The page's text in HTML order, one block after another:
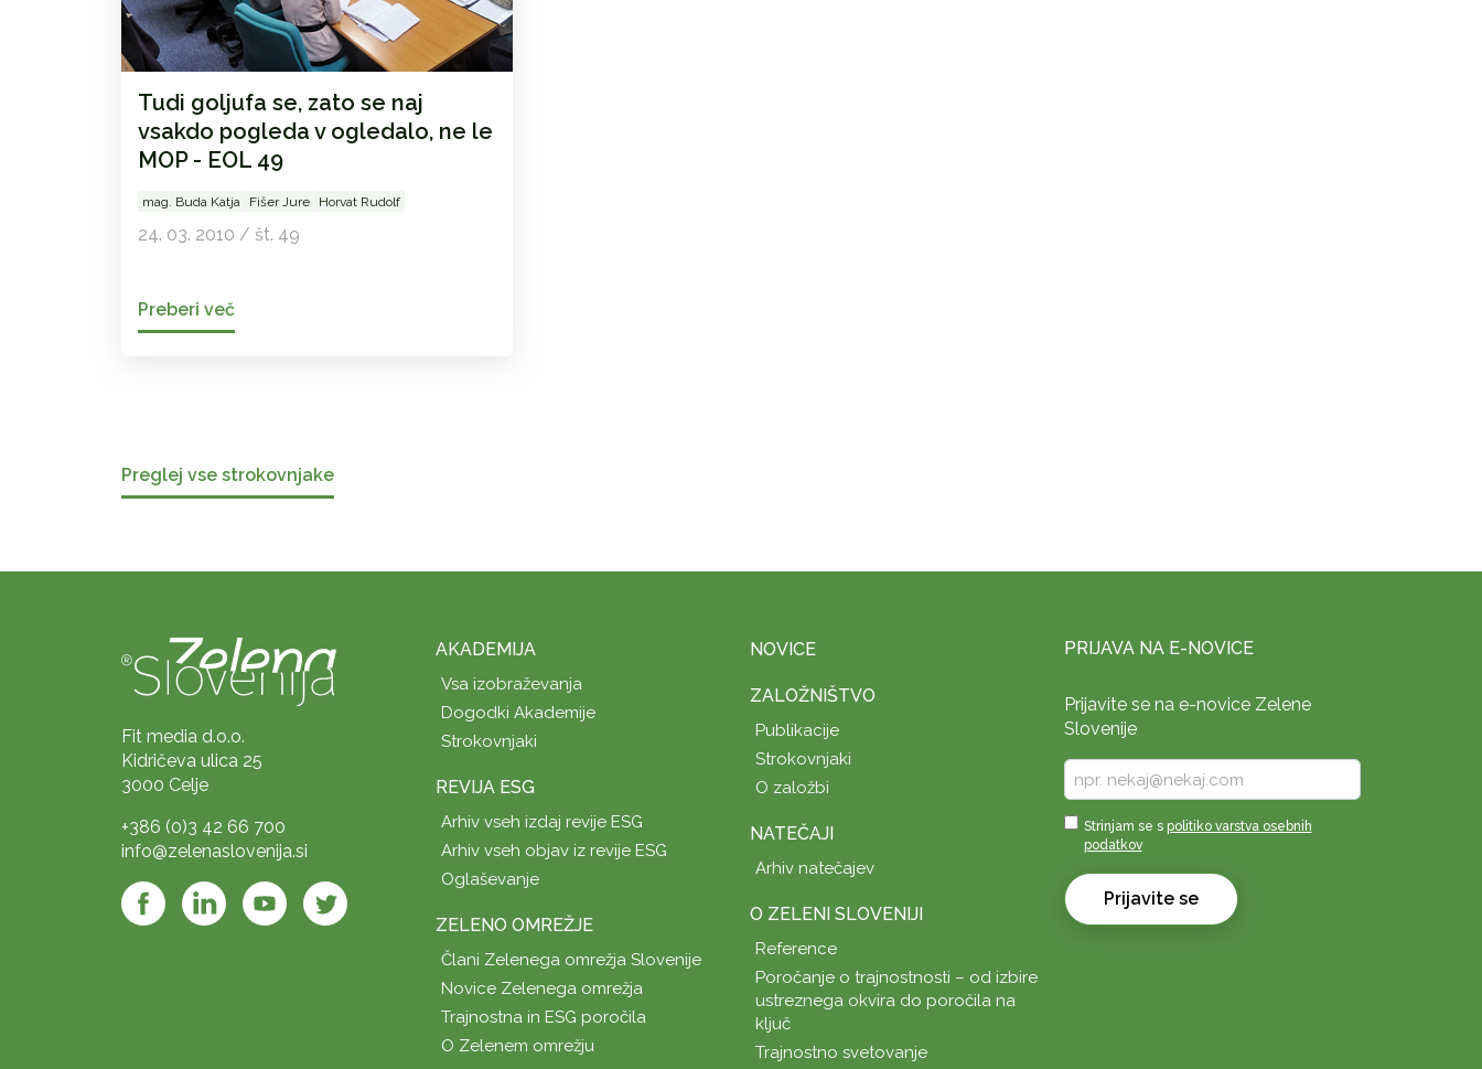
Tudi goljufa se, zato se naj
vsakdo pogleda v ogledalo, ne le
MOP - EOL 49
mag. Buda Katja Fišer Jure Horvat Rudolf
24. 03. 2010 / št. 49
Preberi več
Preglej vse strokovnjake
Fit media d.o.o.
Kidričeva ulica 25
3000 Celje
+386 (0)3 42 66 700
info@zelenaslovenija.si
AKADEMIJA
Vsa izobraževanja
Dogodki Akademije
Strokovnjaki
REVIJA ESG
Arhiv vseh izdaj revije ESG
Arhiv vseh objav iz revije ESG
Oglaševanje
ZELENO OMREŽJE
Člani Zelenega omrežja Slovenije
Novice Zelenega omrežja
Trajnostna in ESG poročila
O Zelenem omrežju
NOVICE
ZALOŽNIŠTVO
Publikacije
Strokovnjaki
O založbi
NATEČAJI
Arhiv natečajev
O ZELENI SLOVENIJI
Reference
Poročanje o trajnostnosti – od izbire
ustreznega okvira do poročila na
ključ
Trajnostno svetovanje
PRIJAVA NA E-NOVICE
Prijavite se na e-novice Zelene
Slovenije
Vpišite
vaš
e-
naslov
Sprejmi
Strinjam se s politiko varstva osebnih
podatkov
Prijavite se